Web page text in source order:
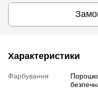
Характеристики
Фарбування